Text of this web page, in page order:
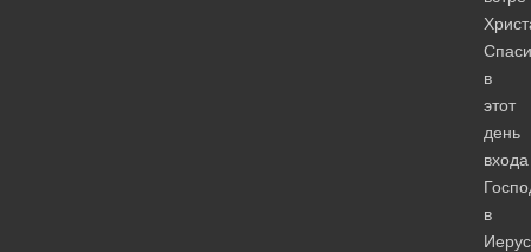
в
этот
день
входа
в